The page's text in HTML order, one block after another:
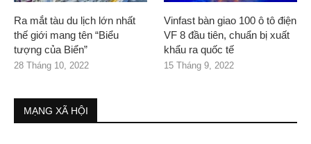
Ra mắt tàu du lịch lớn nhất
thế giới mang tên “Biểu
tượng của Biển”
28 Tháng 10, 2022
Vinfast bàn giao 100 ô tô điện
VF 8 đầu tiên, chuẩn bị xuất
khẩu ra quốc tế
15 Tháng 9, 2022
MẠNG XÃ HỘI